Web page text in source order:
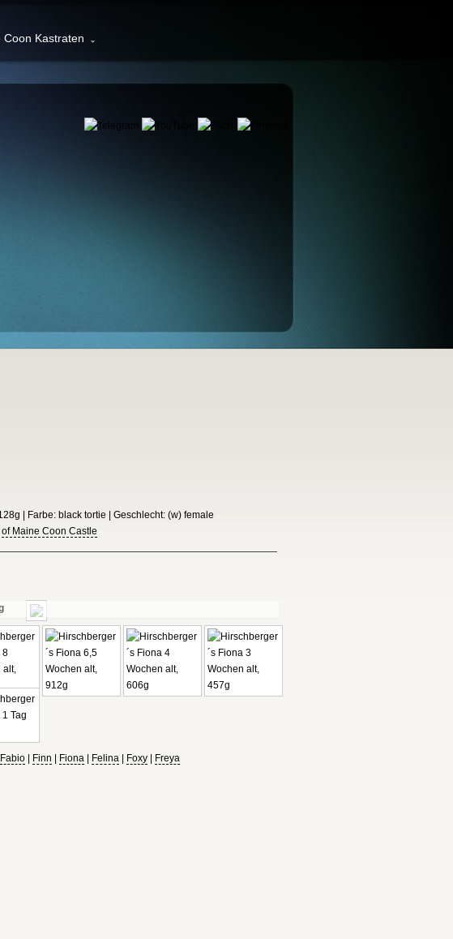
Coon Kastraten
| Farbe: black tortie | Geschlecht: (w) female
Maine Coon Castle
Fabio| Finn Fiona| Felina| Foxy| Freya